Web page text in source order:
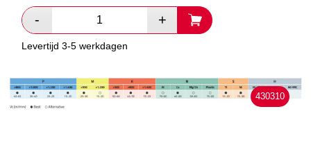
Levertijd 3-5 werkdagen
430310